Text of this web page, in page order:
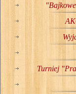
Turniej